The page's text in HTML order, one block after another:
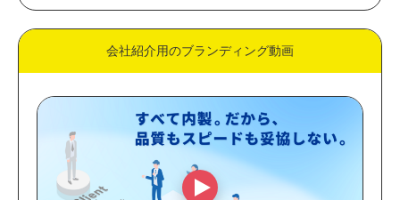
製造・メーカー
金融・保険・医療
人材・教育
コンサルティング・WEB制
不動産・建築・建設
出版・メディア
サービス
会社紹介用のブランディング動画